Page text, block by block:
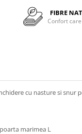
FIBRE
Confort
cu nasture si snur
marimea L